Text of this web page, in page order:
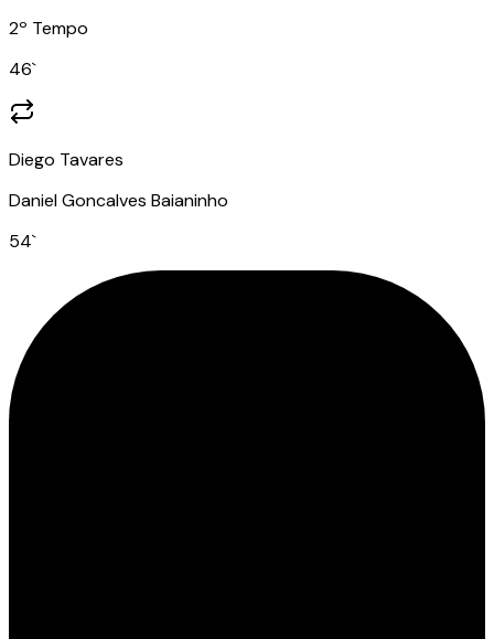
2º Tempo
46`
Diego Tavares
Daniel Goncalves Baianinho
54`